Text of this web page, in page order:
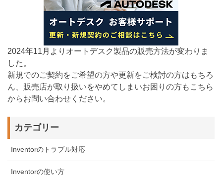
2024年11月よりオートデスク製品の販売方法が変わりま
した。
新規でのご契約をご希望の方や更新をご検討の方はもちろ
ん、販売店が取り扱いをやめてしまいお困りの方もこちら
からお問い合わせください。
カテゴリー
Inventorのトラブル対応
Inventorの使い方